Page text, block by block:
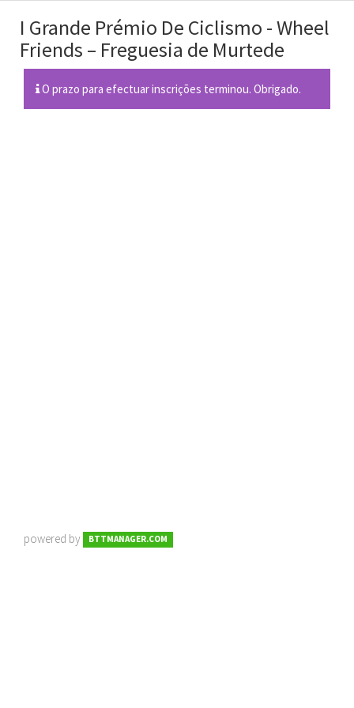
I Grande Prémio De Ciclismo - Wheel
Friends – Freguesia de Murtede
O prazo para efectuar inscrições terminou. Obrigado.
powered by BTTMANAGER.COM